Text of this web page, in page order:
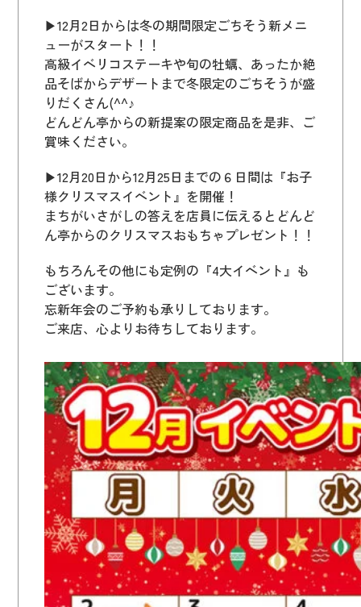
▶12月2日からは冬の期間限定ごちそう新メニ
ューがスタート！！
高級イベリコステーキや旬の牡蠣、あったか絶
品そばからデザートまで冬限定のごちそうが盛
りだくさん(^^♪
どんどん亭からの新提案の限定商品を是非、ご
賞味ください。
▶12月20日から12月25日までの６日間は『お子
様クリスマスイベント』を開催！
まちがいさがしの答えを店員に伝えるとどんど
ん亭からのクリスマスおもちゃプレゼント！！
もちろんその他にも定例の『4大イベント』も
ございます。
忘新年会のご予約も承りしております。
ご来店、心よりお待ちしております。